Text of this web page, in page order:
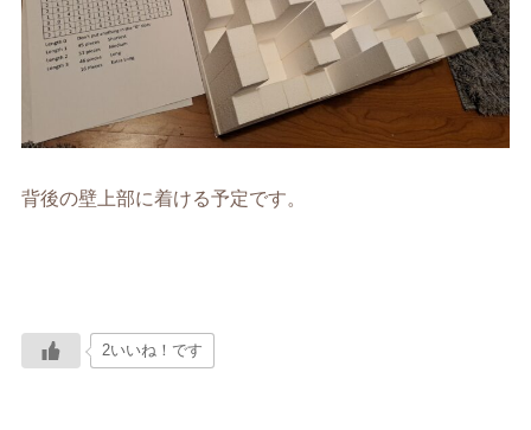
背後の壁上部に着ける予定です。
2いいね！です